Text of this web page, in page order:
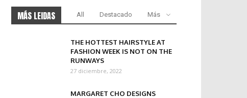
MÁS LEIDAS All Destacado Más
THE HOTTEST HAIRSTYLE AT
FASHION WEEK IS NOT ON THE
RUNWAYS
27 diciembre, 2022
MARGARET CHO DESIGNS